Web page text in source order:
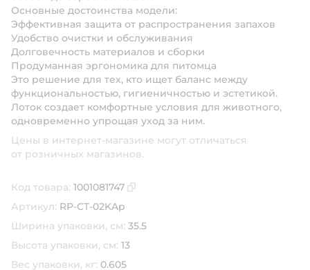
Основные достоинства модели:
Эффективная защита от распространения запахов
Удобство очистки и обслуживания
Долговечность материалов и сборки
Продуманная эргономика для питомца
Это решение для тех, кто ищет баланс между
функциональностью, гигиеничностью и эстетикой.
Лоток создает комфортные условия для животного,
одновременно упрощая уход за ним.
Цены в интернет-магазине могут отличаться
от розничных магазинов.
Код товара: 1001081747
Артикул: RP-CT-02KAp
Ширина упаковки, см: 35.5
Высота упаковки, см: 13
Вес упаковки, кг: 0.605